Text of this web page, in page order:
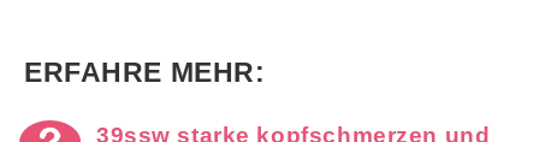
ERFAHRE MEHR:
39ssw starke kopfschmerzen und